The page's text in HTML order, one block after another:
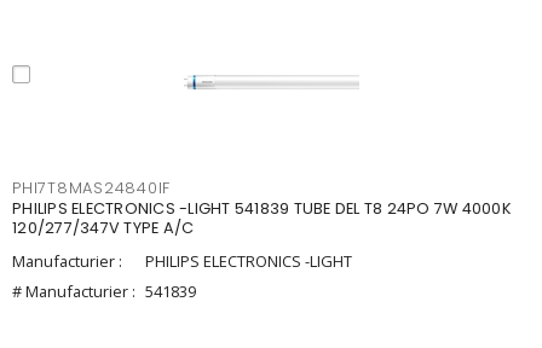
PHI7T8MAS24840IF
PHILIPS ELECTRONICS -LIGHT 541839 TUBE DEL T8 24PO 7W 4000K
120/277/347V TYPE A/C
Manufacturier :
PHILIPS ELECTRONICS -LIGHT
# Manufacturier : 541839